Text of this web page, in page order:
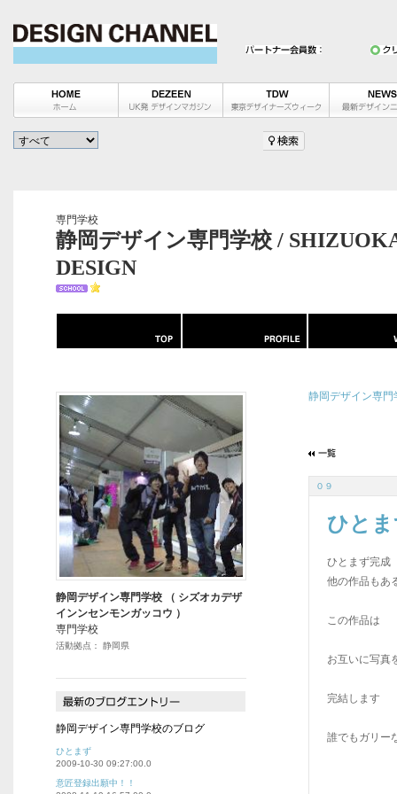
専門学校
静岡デザイン専門学校 /
DESIGN
静岡デザイン専門
０９
ひと
ひとまず完
他の作品もあ
この作品は
お互いに写真
完結します
誰でもガリー
静岡デザイン専門学校 （ シズオカデザ
インンセンモンガッコウ ）
専門学校
活動拠点： 静岡県
静岡デザイン専門学校のブログ
ひとまず
2009-10-30 09:27:00.0
意匠登録出願中！！